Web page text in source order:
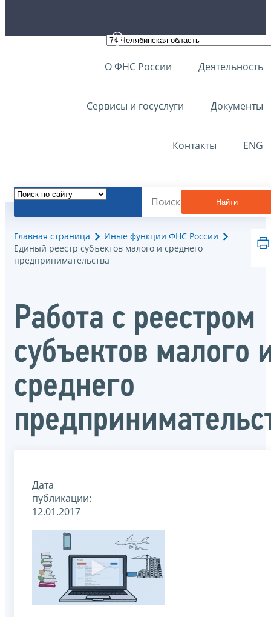
О ФНС России Деятельность
Сервисы и госуслуги Документы
Контакты ENG
Найти
Главная страница
Иные функции ФНС России
Единый реестр субъектов малого и среднего
предпринимательства
Работа с реестром
субъектов малого
среднего
Дата
публикации:
12.01.2017